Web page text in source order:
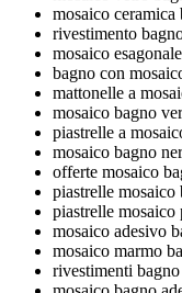
mosaico ceramica
rivestimento
mosaico
bagno con
mattonelle a
mosaico bagno
piastrelle a
mosaico bagno
offerte mosaico
piastrelle mosaico
piastrelle mosaico
mosaico adesivo
mosaico marmo
rivestimenti